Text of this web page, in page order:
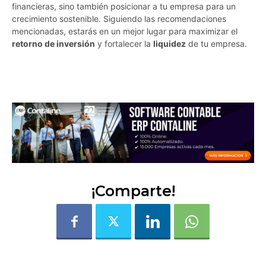
financieras, sino también posicionar a tu empresa para un
crecimiento sostenible. Siguiendo las recomendaciones
mencionadas, estarás en un mejor lugar para maximizar el
retorno de inversión y fortalecer la liquidez de tu empresa.
¡Comparte!